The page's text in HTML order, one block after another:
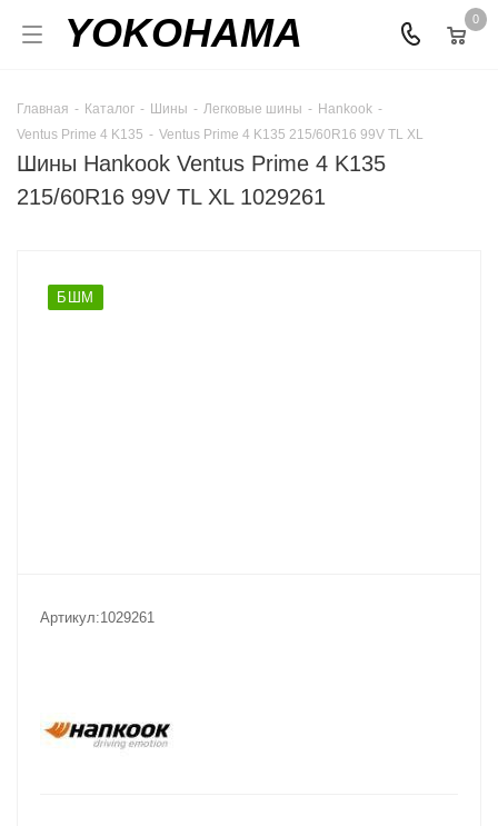
YOKOHAMA 0
Главная - Каталог - Шины - Легковые шины - Hankook -
Ventus Prime 4 K135 - Ventus Prime 4 K135 215/60R16 99V TL XL
Шины Hankook Ventus Prime 4 K135
215/60R16 99V TL XL 1029261
БШМ
Артикул:1029261